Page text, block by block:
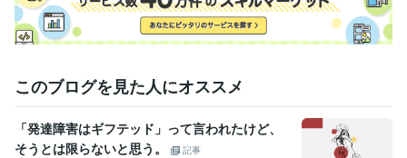
このブログを見た人にオススメ
「発達障害はギフテッド」って言われたけど、
そうとは限らないと思う。
記事